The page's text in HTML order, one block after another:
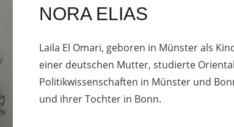
NORA ELIAS
Laila El Omari, geboren in Münster als
einer deutschen Mutter, studierte
Politikwissenschaften in Münster und
und ihrer Tochter in Bonn.